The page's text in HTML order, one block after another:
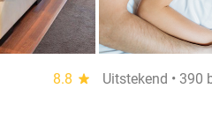
8.8 star
Uitstekend • 390